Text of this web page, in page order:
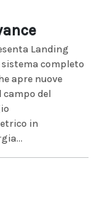
Landing
sistema completo
apre nuove
del
in